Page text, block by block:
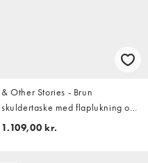
& Other Stories - Brun
skuldertaske med flaplukning og
guldfarvede metaldetaljer i
1.109,00 kr.